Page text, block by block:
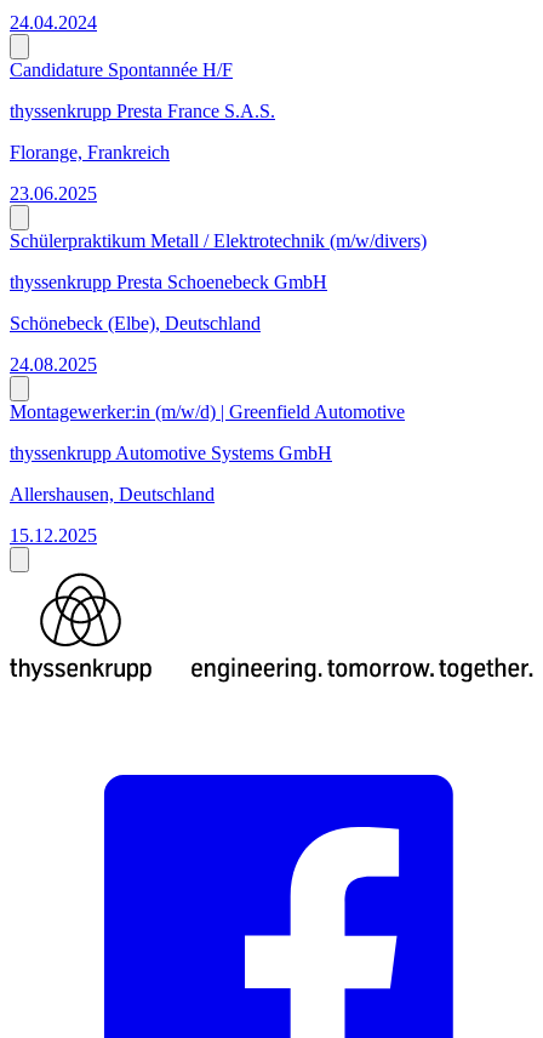
24.04.2024
Candidature Spontannée H/F
thyssenkrupp Presta France S.A.S.
Florange, Frankreich
23.06.2025
Schülerpraktikum Metall / Elektrotechnik (m/w/divers)
thyssenkrupp Presta Schoenebeck GmbH
Schönebeck (Elbe), Deutschland
24.08.2025
Montagewerker:in (m/w/d) | Greenfield Automotive
thyssenkrupp Automotive Systems GmbH
Allershausen, Deutschland
15.12.2025